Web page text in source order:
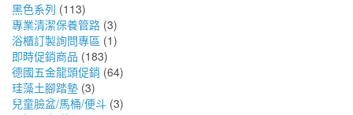
黑色系列 (113)
專業清潔保養管路 (3)
浴櫃訂製詢問專區 (1)
即時促銷商品 (183)
德國五金龍頭促銷 (64)
珪藻土腳踏墊 (3)
兒童臉盆/馬桶/便斗 (3)